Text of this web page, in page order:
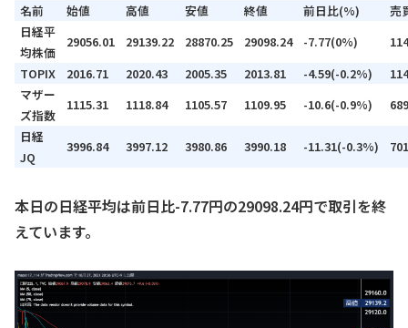
名前 始値 高値 安値 終値 前日比(%)
売
日経平
均株価
29056.01 29139.22 28870.25 29098.24 -7.77(0%)
TOPIX
2016.71 2020.43 2005.35 2013.81 -4.59(-0.2%)
マザー
ズ指数
1115.31 1118.84 1105.57 1109.95 -10.6(-0.9%)
日経
JQ
3996.84 3997.12 3980.86 3990.18 -11.31(-0.3%)
本日の日経平均は前日比-7.77円の29098.24円で取引を終
えています。